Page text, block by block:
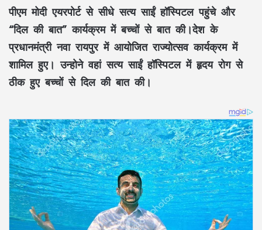
पीएम मोदी एयरपोर्ट से सीधे सत्य साईं हॉस्पिटल पहुंचे और
“दिल की बात” कार्यक्रम में बच्चों से बात की।देश के
प्रधानमंत्री नवा रायपुर में आयोजित राज्योत्सव कार्यक्रम में
शामिल हुए। उन्होने वहां सत्य साईं हॉस्पिटल में हृदय रोग से
ठीक हुए बच्चों से दिल की बात की।